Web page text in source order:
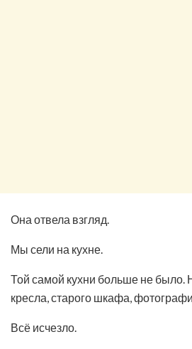
Она отвела взгляд.
Мы сели на кухне.
Той самой кухни больше не было.
кресла, старого шкафа,
Всё исчезло.